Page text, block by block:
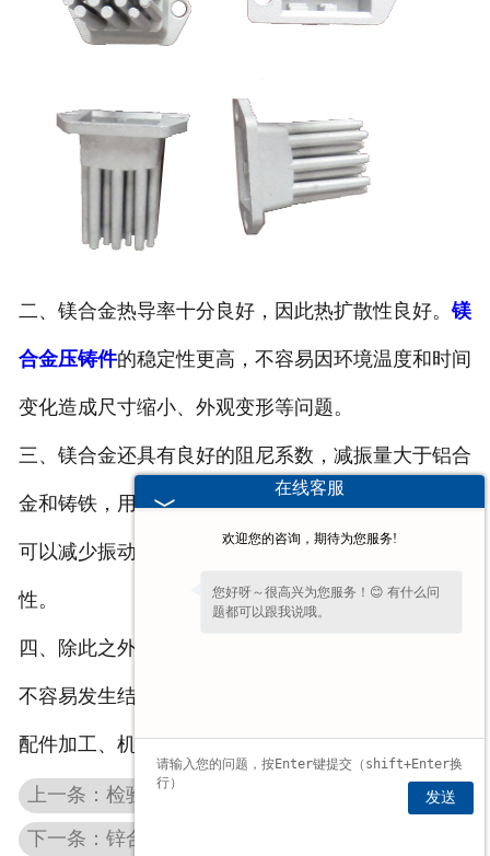
二、镁合金热导率十分良好，因此热扩散性良好。镁
合金压铸件的稳定性更高，不容易因环境温度和时间
变化造成尺寸缩小、外观变形等问题。
三、镁合金还具有良好的阻尼系数，减振量大于铝合
金和铸铁，用于壳体可以降低噪声；用于座椅、轮毂
可以减少振动。耐磨损，能够有效提高安全性和舒适
性。
四、除此之外，镁合金压铸件还具有吸振性能良好，
不容易发生结构变形等优点，因此被广泛应用于汽车
配件加工、机床制造等行业中，发展前景较好。
上一条：检验铝合金铸件有哪些检验标准
下一条：锌合金压铸件厂家祝大家五一小长假开心
在线客服
欢迎您的咨询，期待为您服务!
您好呀～很高兴为您服务！😊 有什么问
题都可以跟我说哦。
发送